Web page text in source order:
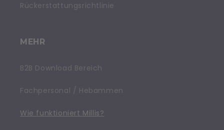
Rückerstattungsrichtlinie
MEHR
B2B Download Bereich
Fachpersonal / Hebammen
Wie funktioniert Millis?